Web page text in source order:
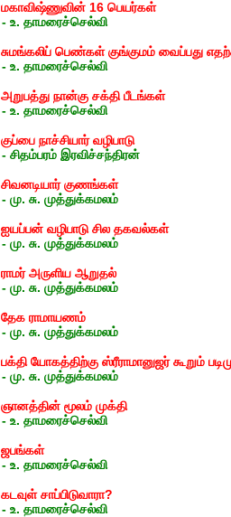
மகாவிஷ்ணுவின் 16 பெயர்கள்
- உ. தாமரைச்செல்வி
சுமங்கலிப் பெண்கள் குங்குமம் வைப்பது
- உ. தாமரைச்செல்வி
அறுபத்து நான்கு சக்தி பீடங்கள்
- உ. தாமரைச்செல்வி
குப்பை நாச்சியார் வழிபாடு
- சிதம்பரம் இரவிச்சந்திரன்
சிவனடியார் குணங்கள்
- மு. சு. முத்துக்கமலம்
ஐயப்பன் வழிபாடு சில தகவல்கள்
- மு. சு. முத்துக்கமலம்
ராமர் அருளிய ஆறுதல்
- மு. சு. முத்துக்கமலம்
தேக ராமாயணம்
- மு. சு. முத்துக்கமலம்
பக்தி யோகத்திற்கு ஸ்ரீராமானுஜர் கூறும்
- மு. சு. முத்துக்கமலம்
ஞானத்தின் மூலம் முக்தி
- உ. தாமரைச்செல்வி
ஜபங்கள்
- உ. தாமரைச்செல்வி
கடவுள் சாப்பிடுவாரா?
- உ. தாமரைச்செல்வி